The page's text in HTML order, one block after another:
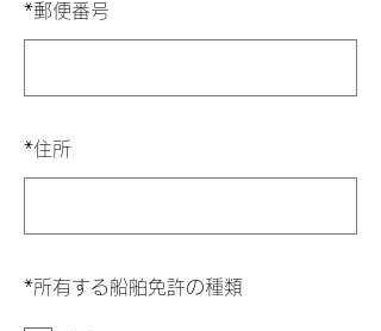
*郵便番号
*住所
*所有する船舶免許の種類